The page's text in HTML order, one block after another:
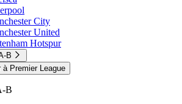
City
United
Hotspur
B
à Premier League
B